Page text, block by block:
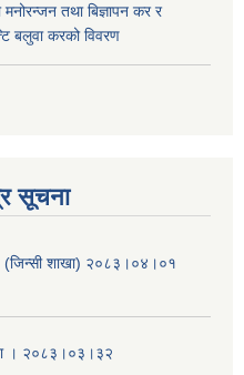
मनोरन्जन तथा बिज्ञापन कर र
बलुवा करको विवरण
सूचना
। (जिन्सी शाखा) २०८३।०४।०१
। २०८३।०३।३२